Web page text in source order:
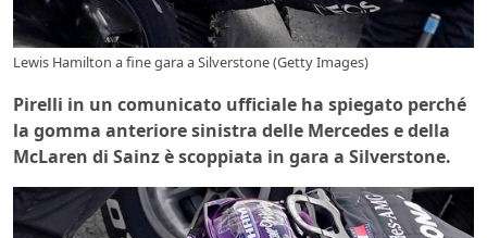
Lewis Hamilton a fine gara a Silverstone (Getty Images)
Pirelli in un comunicato ufficiale ha spiegato perché
la gomma anteriore sinistra delle Mercedes e della
McLaren di Sainz è scoppiata in gara a Silverstone.